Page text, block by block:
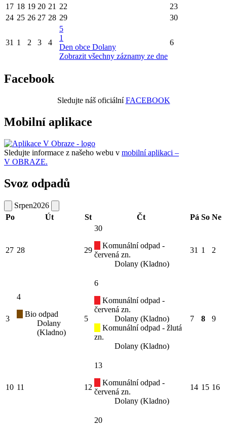
17 18 19 20 21 22
23
24 25 26 27 28 29 30
31 1 2 3 4
5
1
Den obce Dolany
Zobrazit všechny záznamy ze dne
6
Facebook
Sledujte náš oficiálníFACEBOOK
Mobilní aplikace
Sledujte informace z našeho webu v mobilní aplikaci –
V OBRAZE.
Svoz odpadů
Srpen2026
Po
Út St Čt Pá So Ne
27 28 29
30
Komunální odpad -
červená zn.
Dolany (Kladno)
31 1 2
3
4
Bio odpad
Dolany
(Kladno)
5
6
Komunální odpad -
červená zn.
Dolany (Kladno)
Komunální odpad - žlutá
zn.
Dolany (Kladno)
7 8 9
10 11 12
13
Komunální odpad -
červená zn.
Dolany (Kladno)
14 15 16
20